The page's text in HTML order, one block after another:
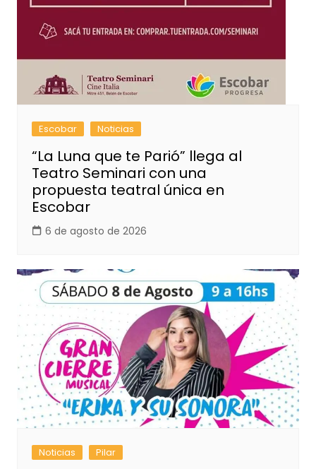
Escobar Noticias
“La Luna que te Parió” llega al
Teatro Seminari con una
propuesta teatral única en
Escobar
6 de agosto de 2026
Noticias Pilar